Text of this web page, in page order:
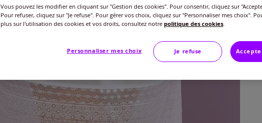
42
44
30
Vous pouvez les modifier en cliquant sur "Gestion des cookies". Pour consentir, cliquez sur
Pour refuser, cliquez sur "Je refuse". Pour gérer vos choix, cliquez sur "Personnaliser mes choix".
plus sur l'utilisation des cookies et vos droits, consultez notre politique des cookies
Personnaliser mes choix Je refuse